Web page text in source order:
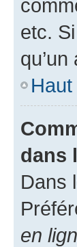
etc.
Haut
dans
Dans
en